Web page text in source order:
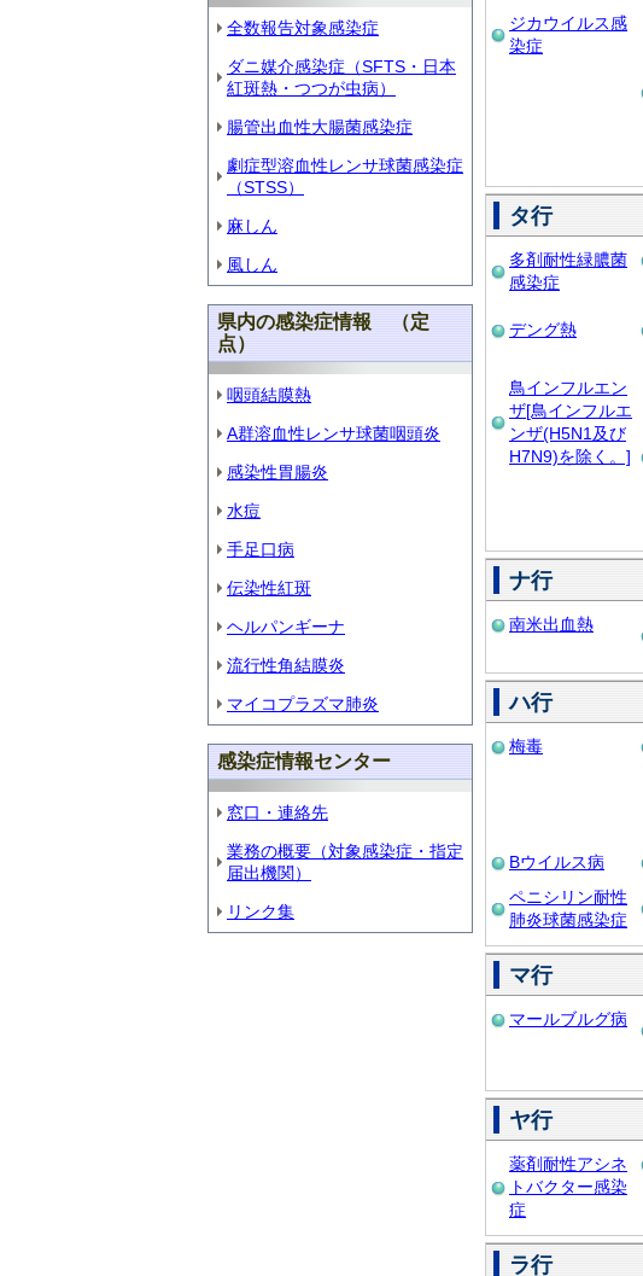
全数報告対象感染症
ダニ媒介感染症（SFTS・日本
紅斑熱・つつが虫病）
腸管出血性大腸菌感染症
劇症型溶血性レンサ球菌感染症
（STSS）
麻しん
風しん
県内の感染症情報 （定
点）
咽頭結膜熱
A群溶血性レンサ球菌咽頭炎
感染性胃腸炎
水痘
手足口病
伝染性紅斑
ヘルパンギーナ
流行性角結膜炎
マイコプラズマ肺炎
感染症情報センター
窓口・連絡先
業務の概要（対象感染症・指定
届出機関）
リンク集
ジカウイルス感
染症
タ行
多剤耐性緑膿菌
感染症
デング熱
鳥インフルエン
ザ[鳥インフルエ
ンザ(H5N1及び
H7N9)を除く。]
ナ行
南米出血熱
ハ行
梅毒
Bウイルス病
ペニシリン耐性
肺炎球菌感染症
マ行
マールブルグ病
ヤ行
薬剤耐性アシネ
トバクター感染
症
ラ行